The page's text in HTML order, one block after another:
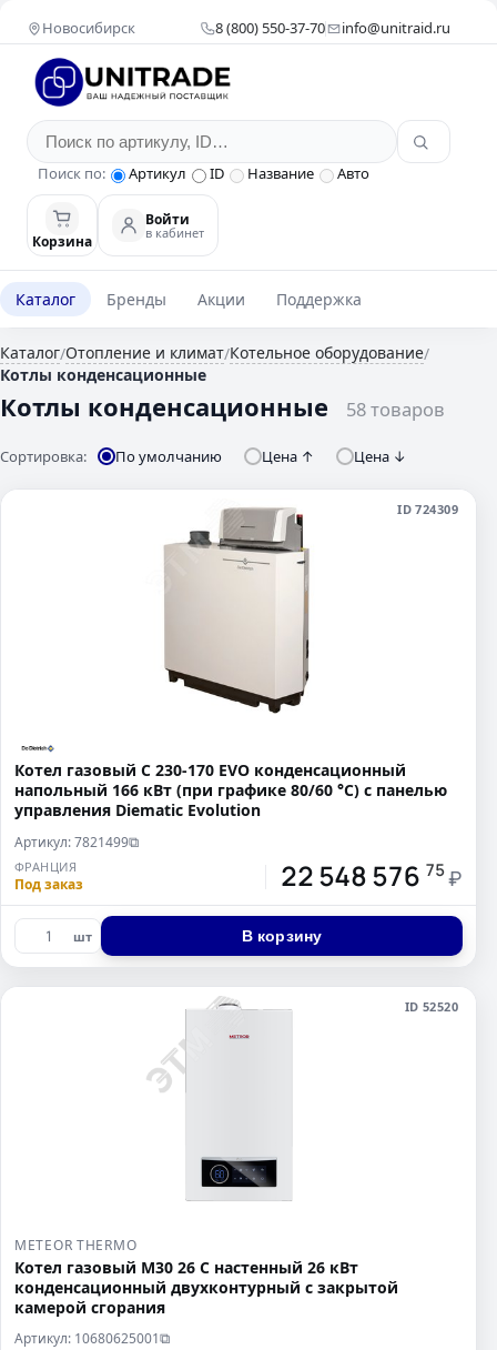
Новосибирск 8 (800) 550-37-70 info@unitraid.ru
Поиск по: Артикул ID Название Авто
Корзина
Войти
в кабинет
Каталог Бренды Акции Поддержка
Каталог/Отопление и климат/Котельное оборудование/
Котлы конденсационные
Котлы конденсационные 58 товаров
Сортировка: По умолчанию Цена ↑ Цена ↓
ID 724309
Котел газовый C 230-170 EVO конденсационный
напольный 166 кВт (при графике 80/60 °С) с панелью
управления Diematic Evolution
Артикул: 7821499⧉
ФРАНЦИЯ
Под заказ 22 548 576 75 ₽
шт В корзину
ID 52520
METEOR THERMO
Котел газовый M30 26 C настенный 26 кВт
конденсационный двухконтурный с закрытой
камерой сгорания
Артикул: 10680625001⧉